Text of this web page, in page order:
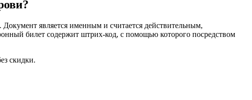
является именным и считается действительным,
билет содержит штрих-код, с помощью которого посредством
скидки.